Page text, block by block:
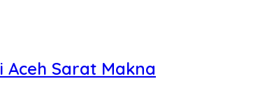
Aceh Sarat Makna